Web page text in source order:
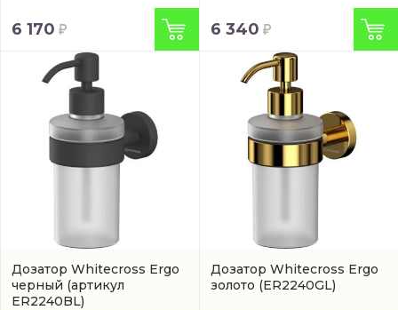
6 170 6 340
Дозатор Whitecross Ergo
черный (артикул
ER2240BL)
Дозатор Whitecross Ergo
золото (ER2240GL)